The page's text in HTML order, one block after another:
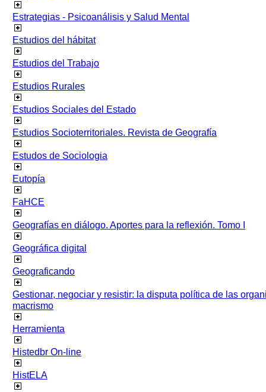
Estrategias - Psicoanálisis y Salud Mental
Estudios del hábitat
Estudios del Trabajo
Estudios Rurales
Estudios Sociales del Estado
Estudios Socioterritoriales. Revista de Geografía
Estudos de Sociologia
Eutopía
FaHCE
Geografías en diálogo. Aportes para la reflexión. Tomo I
Geográfica digital
Geograficando
Gestionar, negociar y resistir: la disputa política de las
macrismo
Herramienta
Histedbr On-line
HistELA